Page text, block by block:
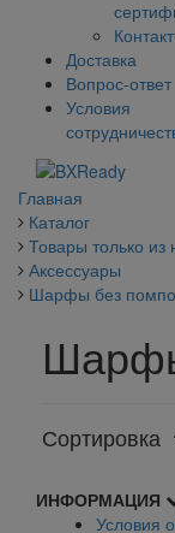
Доставка
Вопрос-ответ
Условия
Главная
Каталог
Товары только из
Аксессуары
Шарфы без
Сортировка
ИНФОРМАЦИЯ
Условия